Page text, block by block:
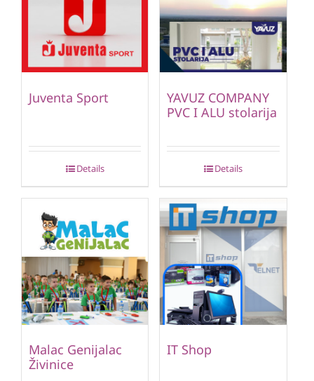
Juventa Sport
Details
YAVUZ COMPANY
PVC I ALU stolarija
Details
Malac Genijalac
Živinice
IT Shop